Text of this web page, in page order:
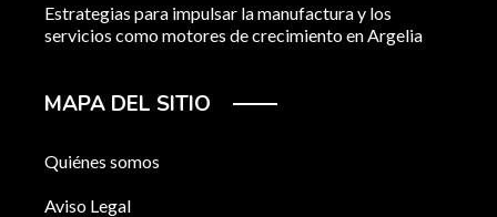
Estrategias para impulsar la manufactura y los
servicios como motores de crecimiento en Argelia
MAPA DEL SITIO
Quiénes somos
Aviso Legal